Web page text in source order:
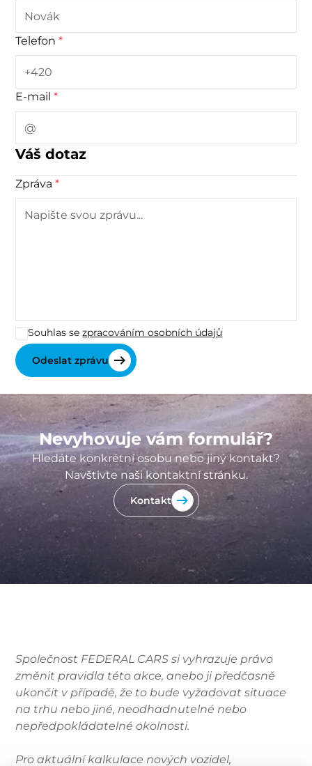
Telefon*
E-mail*
Váš dotaz
Zpráva*
Souhlas sezpracováním osobních údajů
Nevyhovuje vám formulář?
Hledáte konkrétní osobu nebo jiný kontakt?
Navštivte naši kontaktní stránku.
Kontakt
Společnost FEDERAL CARS si vyhrazuje právo
změnit pravidla této akce, anebo ji předčasně
ukončit v případě, že to bude vyžadovat situace
na trhu nebo jiné, neodhadnutelné nebo
nepředpokládatelné okolnosti.
Pro aktuální kalkulace nových vozidel,